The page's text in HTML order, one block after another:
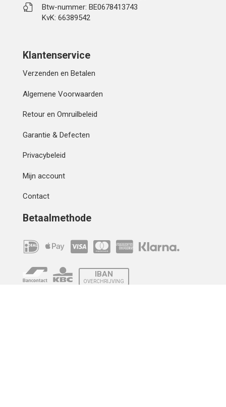
Btw-nummer: BE0678413743
KvK: 66389542
Klantenservice
Verzenden en Betalen
Algemene Voorwaarden
Retour en Omruilbeleid
Garantie & Defecten
Privacybeleid
Mijn account
Contact
Betaalmethode
IBAN
OVERCHRIJVING